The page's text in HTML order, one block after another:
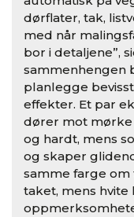
dørflater, tak,
med når
bor i detaljene”,
sammenhengen
planlegge
effekter. Et par
dører mot
og hardt, mens
og skaper
samme farge
taket, mens hvite